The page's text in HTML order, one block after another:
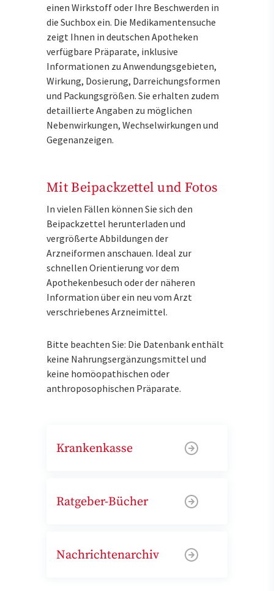
einen Wirkstoff oder Ihre Beschwerden in
die Suchbox ein. Die Medikamentensuche
zeigt Ihnen in deutschen Apotheken
verfügbare Präparate, inklusive
Informationen zu Anwendungsgebieten,
Wirkung, Dosierung, Darreichungsformen
und Packungsgrößen. Sie erhalten zudem
detaillierte Angaben zu möglichen
Nebenwirkungen, Wechselwirkungen und
Gegenanzeigen.
Mit Beipackzettel und Fotos
In vielen Fällen können Sie sich den
Beipackzettel herunterladen und
vergrößerte Abbildungen der
Arzneiformen anschauen. Ideal zur
schnellen Orientierung vor dem
Apothekenbesuch oder der näheren
Information über ein neu vom Arzt
verschriebenes Arzneimittel.
Bitte beachten Sie: Die Datenbank enthält
keine Nahrungsergänzungsmittel und
keine homöopathischen oder
anthroposophischen Präparate.
Krankenkasse
Ratgeber-Bücher
Nachrichtenarchiv